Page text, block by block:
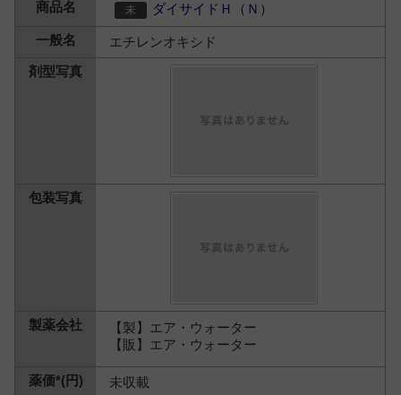
ダイサイドＨ（Ｎ）
エチレンオキシド
【製】エア・ウォーター
【販】エア・ウォーター
未収載